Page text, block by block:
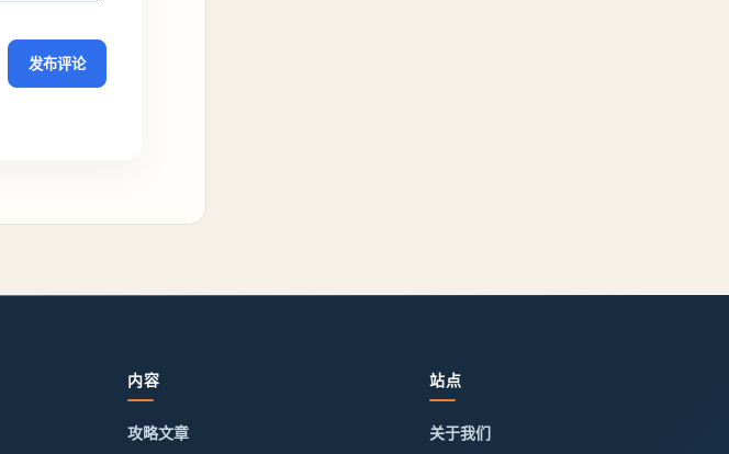
发布评论
内容
攻略文章
站点
关于我们